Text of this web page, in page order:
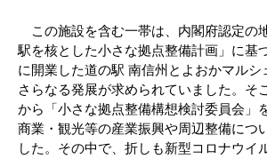
この施設を含む一帯は、内閣府認定の
駅を核とした小さな拠点整備計画」に基
に開業した道の駅 南信州とよおかマルシ
さらなる発展が求められていました。そ
から「小さな拠点整備構想検討委員会」
商業・観光等の産業振興や周辺整備につ
した。その中で、折しも新型コロナウイ